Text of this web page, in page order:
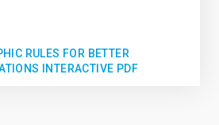
RULES FOR BETTER
INTERACTIVE PDF